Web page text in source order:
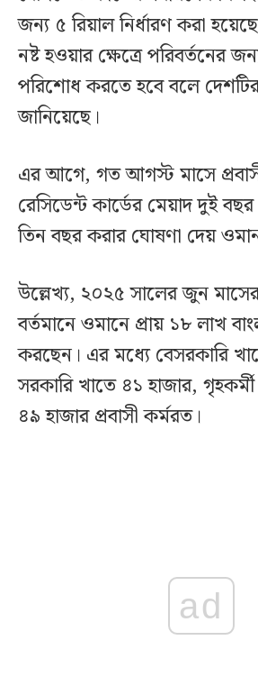
জন্য ৫ রিয়াল নির্ধারণ করা
নষ্ট হওয়ার ক্ষেত্রে পরিবর্তনের
পরিশোধ করতে হবে বলে দেশটির
জানিয়েছে।
এর আগে, গত আগস্ট মাসে
রেসিডেন্ট কার্ডের মেয়াদ দুই
তিন বছর করার ঘোষণা দেয়
উল্লেখ্য, ২০২৫ সালের জুন
বর্তমানে ওমানে প্রায় ১৮ লাখ
করছেন। এর মধ্যে বেসরকারি
সরকারি খাতে ৪১ হাজার,
৪৯ হাজার প্রবাসী কর্মরত।
ad